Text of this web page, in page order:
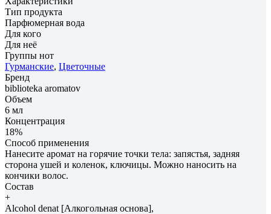
Тип продукта
Парфюмерная вода
Для кого
Для неё
Группы нот
Гурманские, Цветочные
Бренд
biblioteka aromatov
Объем
6 мл
Концентрация
18%
Способ применения
Нанесите аромат на горячие точки тела: запястья, задняя
сторона ушей и коленок, ключицы. Можно наносить на
кончики волос.
Состав
+
Alcohol denat [Алкогольная основа],